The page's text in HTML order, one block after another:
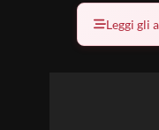
Leggi gli